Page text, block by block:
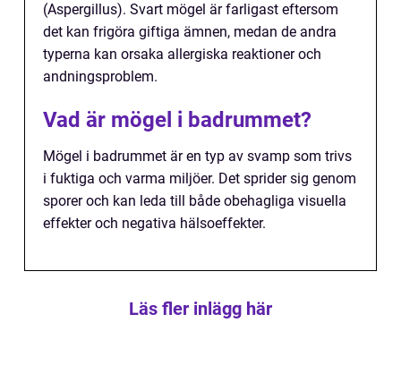
(Aspergillus). Svart mögel är farligast eftersom
det kan frigöra giftiga ämnen, medan de andra
typerna kan orsaka allergiska reaktioner och
andningsproblem.
Vad är mögel i badrummet?
Mögel i badrummet är en typ av svamp som trivs
i fuktiga och varma miljöer. Det sprider sig genom
sporer och kan leda till både obehagliga visuella
effekter och negativa hälsoeffekter.
Läs fler inlägg här